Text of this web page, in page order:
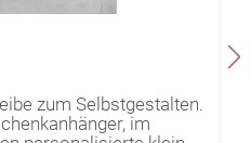
zum Selbstgestalten.
im